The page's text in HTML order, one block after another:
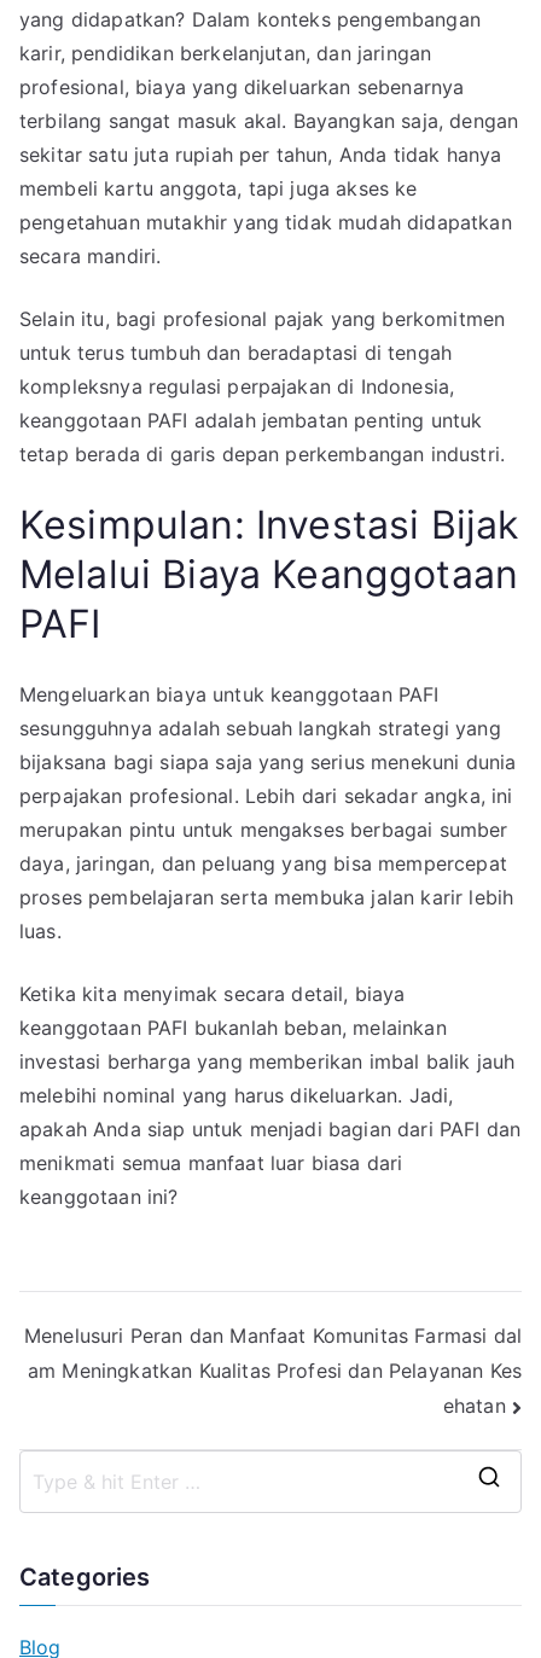
yang didapatkan? Dalam konteks pengembangan
karir, pendidikan berkelanjutan, dan jaringan
profesional, biaya yang dikeluarkan sebenarnya
terbilang sangat masuk akal. Bayangkan saja, dengan
sekitar satu juta rupiah per tahun, Anda tidak hanya
membeli kartu anggota, tapi juga akses ke
pengetahuan mutakhir yang tidak mudah didapatkan
secara mandiri.
Selain itu, bagi profesional pajak yang berkomitmen
untuk terus tumbuh dan beradaptasi di tengah
kompleksnya regulasi perpajakan di Indonesia,
keanggotaan PAFI adalah jembatan penting untuk
tetap berada di garis depan perkembangan industri.
Kesimpulan: Investasi Bijak
Melalui Biaya Keanggotaan
PAFI
Mengeluarkan biaya untuk keanggotaan PAFI
sesungguhnya adalah sebuah langkah strategi yang
bijaksana bagi siapa saja yang serius menekuni dunia
perpajakan profesional. Lebih dari sekadar angka, ini
merupakan pintu untuk mengakses berbagai sumber
daya, jaringan, dan peluang yang bisa mempercepat
proses pembelajaran serta membuka jalan karir lebih
luas.
Ketika kita menyimak secara detail, biaya
keanggotaan PAFI bukanlah beban, melainkan
investasi berharga yang memberikan imbal balik jauh
melebihi nominal yang harus dikeluarkan. Jadi,
apakah Anda siap untuk menjadi bagian dari PAFI dan
menikmati semua manfaat luar biasa dari
keanggotaan ini?
Post
navigation
Menelusuri Peran dan Manfaat Komunitas Farmasi dal
am Meningkatkan Kualitas Profesi dan Pelayanan Kes
ehatan
Categories
Blog